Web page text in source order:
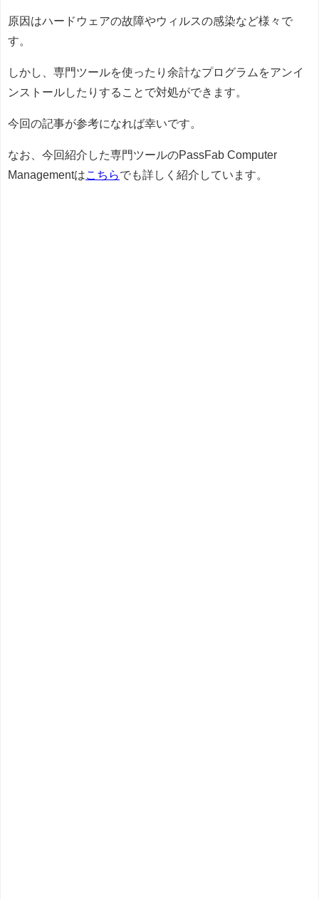
原因はハードウェアの故障やウィルスの感染など様々で
す。
しかし、専門ツールを使ったり余計なプログラムをアンイ
ンストールしたりすることで対処ができます。
今回の記事が参考になれば幸いです。
なお、今回紹介した専門ツールのPassFab Computer
Managementは こちらでも詳しく紹介しています。